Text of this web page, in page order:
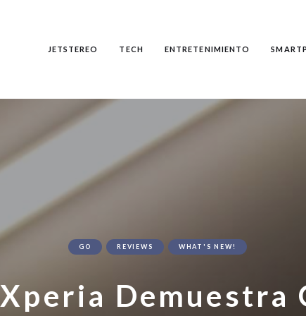
JETSTEREO TECH ENTRETENIMIENTO
GO REVIEWS WHAT'S NEW!
Demuestra